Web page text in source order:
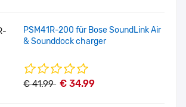
PSM41R-200 für Bose SoundLink Air
& Sounddock charger
€ 41.99 € 34.99